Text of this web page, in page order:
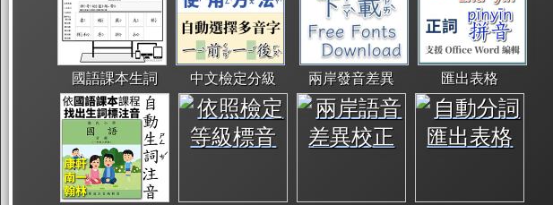
國語課本生詞 中文檢定分級 兩岸發音差異 匯出表格